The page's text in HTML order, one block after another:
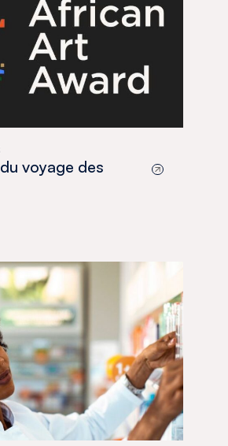
voyage des